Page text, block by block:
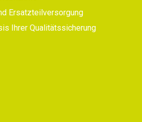
Ersatzteilversorgung
Ihrer Qualitätssicherung